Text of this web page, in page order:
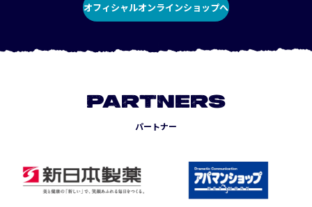
オフィシャルオンラインショップへ
PARTNERS
パートナー